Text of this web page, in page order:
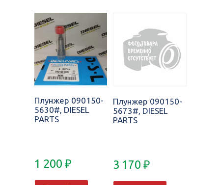
Плунжер 090150-
5630#, DIESEL
PARTS
1 200 ₽
Плунжер 090150-
5673#, DIESEL
PARTS
3 170₽